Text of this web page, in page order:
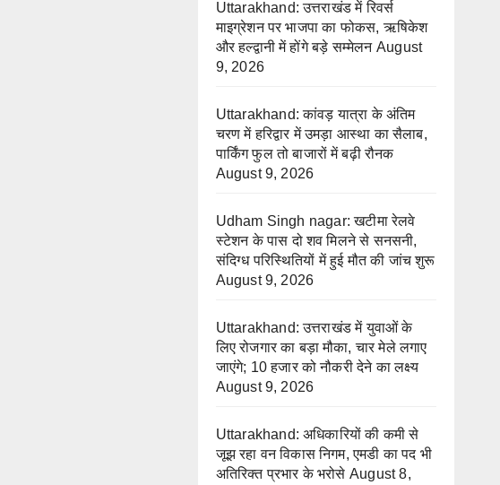
Uttarakhand: उत्तराखंड में रिवर्स
माइग्रेशन पर भाजपा का फोकस, ऋषिकेश
और हल्द्वानी में होंगे बड़े सम्मेलन August
9, 2026
Uttarakhand: कांवड़ यात्रा के अंतिम
चरण में हरिद्वार में उमड़ा आस्था का सैलाब,
पार्किंग फुल तो बाजारों में बढ़ी रौनक
August 9, 2026
Udham Singh nagar: खटीमा रेलवे
स्टेशन के पास दो शव मिलने से सनसनी,
संदिग्ध परिस्थितियों में हुई मौत की जांच शुरू
August 9, 2026
Uttarakhand: उत्तराखंड में युवाओं के
लिए रोजगार का बड़ा मौका, चार मेले लगाए
जाएंगे; 10 हजार को नौकरी देने का लक्ष्य
August 9, 2026
Uttarakhand: अधिकारियों की कमी से
जूझ रहा वन विकास निगम, एमडी का पद भी
अतिरिक्त प्रभार के भरोसे August 8,